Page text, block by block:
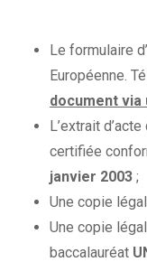
Le formulaire
Européenne.
document
L’extrait
certifiée
janvier 2003 ;
Une copie
Une copie
baccalauréat